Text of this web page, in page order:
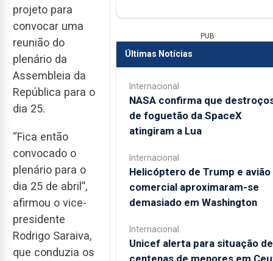
projeto para
convocar uma
reunião do
plenário da
Assembleia da
República para o
dia 25.
“Fica então
convocado o
plenário para o
dia 25 de abril”,
afirmou o vice-
presidente
Rodrigo Saraiva,
que conduzia os
PUB
Últimas Notícias
Internacional
NASA confirma que
de foguetão da SpaceX
atingiram a Lua
Internacional
Helicóptero de Trump e avião
comercial aproximaram-se
demasiado em Washington
Internacional
Unicef alerta para situação de
centenas de menores em